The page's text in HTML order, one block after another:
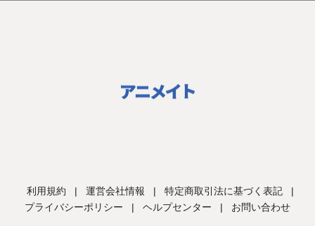
利用規約 | 運営会社情報 | 特定商取引法に基づく表記
|
プライバシーポリシー
| ヘルプセンター | お問い合わせ